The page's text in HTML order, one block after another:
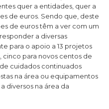
quer a entidades, quer a
de euros. Sendo que, deste
de euros têm a ver com um
a diversas
para o apoio a 13 projetos
para novos centos de
cuidados continuados
na área ou equipamentos
diversos na área da